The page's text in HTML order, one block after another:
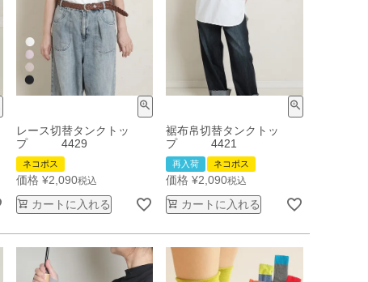
レース切替タンクトッ
プ 4429
ネコポス
価格 ¥2,090税込
カートに入れる
裾布帛切替タンクトッ
プ 4421
再入荷 ネコポス
価格 ¥2,090税込
カートに入れる